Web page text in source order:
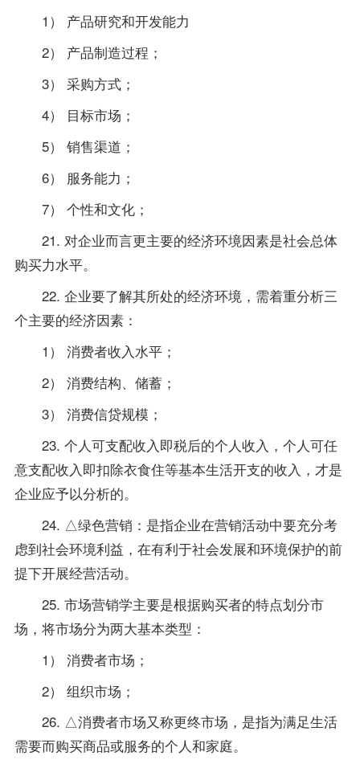
1） 产品研究和开发能力
2） 产品制造过程；
3） 采购方式；
4） 目标市场；
5） 销售渠道；
6） 服务能力；
7） 个性和文化；
21. 对企业而言更主要的经济环境因素是社会总体
购买力水平。
22. 企业要了解其所处的经济环境，需着重分析三
个主要的经济因素：
1） 消费者收入水平；
2） 消费结构、储蓄；
3） 消费信贷规模；
23. 个人可支配收入即税后的个人收入，个人可任
意支配收入即扣除衣食住等基本生活开支的收入，才是
企业应予以分析的。
24. △绿色营销：是指企业在营销活动中要充分考
虑到社会环境利益，在有利于社会发展和环境保护的前
提下开展经营活动。
25. 市场营销学主要是根据购买者的特点划分市
场，将市场分为两大基本类型：
1） 消费者市场；
2） 组织市场；
26. △消费者市场又称更终市场，是指为满足生活
需要而购买商品或服务的个人和家庭。